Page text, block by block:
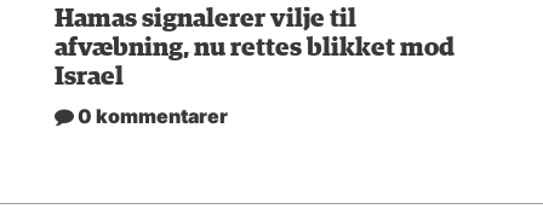
Hamas signalerer vilje til
afvæbning, nu rettes blikket mod
Israel
0 kommentarer